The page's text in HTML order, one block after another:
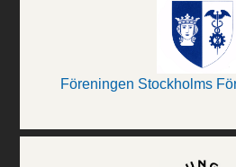
Föreningen Stockholms